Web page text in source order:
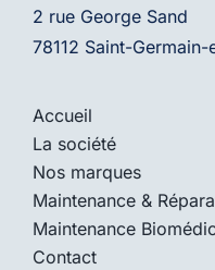
2 rue George Sand
78112 Saint-Germain-
Accueil
La société
Nos marques
Maintenance &
Maintenance
Contact